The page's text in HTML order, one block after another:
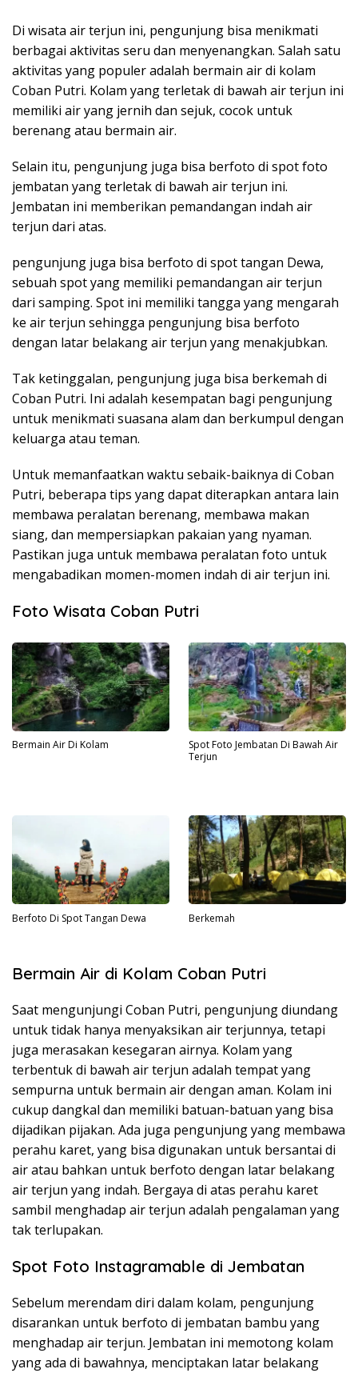
Di wisata air terjun ini, pengunjung bisa menikmati
berbagai aktivitas seru dan menyenangkan. Salah satu
aktivitas yang populer adalah bermain air di kolam
Coban Putri. Kolam yang terletak di bawah air terjun ini
memiliki air yang jernih dan sejuk, cocok untuk
berenang atau bermain air.
Selain itu, pengunjung juga bisa berfoto di spot foto
jembatan yang terletak di bawah air terjun ini.
Jembatan ini memberikan pemandangan indah air
terjun dari atas.
pengunjung juga bisa berfoto di spot tangan Dewa,
sebuah spot yang memiliki pemandangan air terjun
dari samping. Spot ini memiliki tangga yang mengarah
ke air terjun sehingga pengunjung bisa berfoto
dengan latar belakang air terjun yang menakjubkan.
Tak ketinggalan, pengunjung juga bisa berkemah di
Coban Putri. Ini adalah kesempatan bagi pengunjung
untuk menikmati suasana alam dan berkumpul dengan
keluarga atau teman.
Untuk memanfaatkan waktu sebaik-baiknya di Coban
Putri, beberapa tips yang dapat diterapkan antara lain
membawa peralatan berenang, membawa makan
siang, dan mempersiapkan pakaian yang nyaman.
Pastikan juga untuk membawa peralatan foto untuk
mengabadikan momen-momen indah di air terjun ini.
Foto Wisata Coban Putri
Bermain Air Di Kolam
Spot Foto Jembatan Di Bawah Air
Terjun
Berfoto Di Spot Tangan Dewa Berkemah
Bermain Air di Kolam Coban Putri
Saat mengunjungi Coban Putri, pengunjung diundang
untuk tidak hanya menyaksikan air terjunnya, tetapi
juga merasakan kesegaran airnya. Kolam yang
terbentuk di bawah air terjun adalah tempat yang
sempurna untuk bermain air dengan aman. Kolam ini
cukup dangkal dan memiliki batuan-batuan yang bisa
dijadikan pijakan. Ada juga pengunjung yang membawa
perahu karet, yang bisa digunakan untuk bersantai di
air atau bahkan untuk berfoto dengan latar belakang
air terjun yang indah. Bergaya di atas perahu karet
sambil menghadap air terjun adalah pengalaman yang
tak terlupakan.
Spot Foto Instagramable di Jembatan
Sebelum merendam diri dalam kolam, pengunjung
disarankan untuk berfoto di jembatan bambu yang
menghadap air terjun. Jembatan ini memotong kolam
yang ada di bawahnya, menciptakan latar belakang